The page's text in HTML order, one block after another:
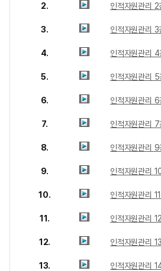
2. 인적자원관리 2
3. 인적자원관리 3
4. 인적자원관리 4
5. 인적자원관리 5
6. 인적자원관리 6
7. 인적자원관리 7
8. 인적자원관리 9
9. 인적자원관리
10. 인적자원관리
11. 인적자원관리
12. 인적자원관리
13. 인적자원관리